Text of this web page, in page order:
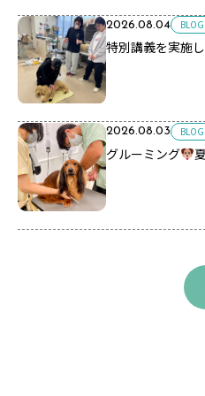
2026.08.04 BLOG
特別講義を実施
2026.08.03 BLOG
グルーミング